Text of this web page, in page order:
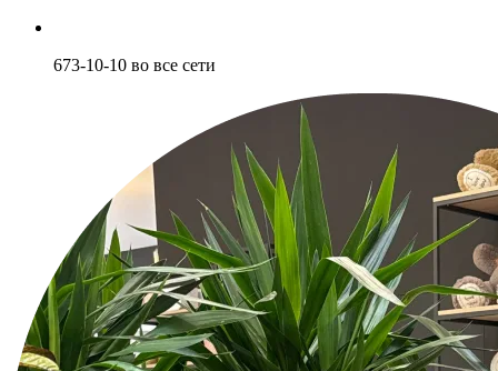
673-10-10 во все сети